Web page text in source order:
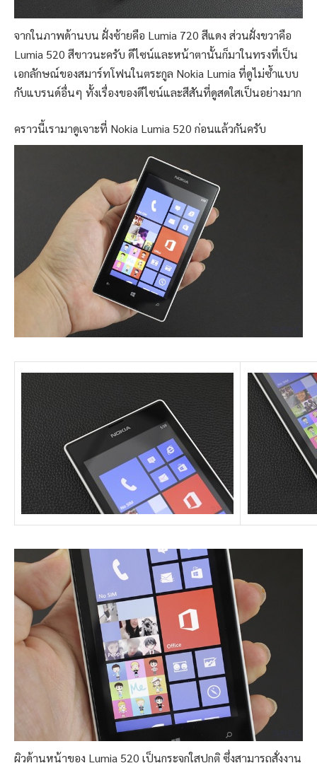
จากในภาพด้านบน ฝั่งซ้ายคือ Lumia 720 สีแดง ส่วนฝั่งขวาคือ
Lumia 520 สีขาวนะครับ ดีไซน์และหน้าตานั้นก็มาในทรงที่เป็น
เอกลักษณ์ของสมาร์ทโฟนในตระกูล Nokia Lumia ที่ดูไม่ซ้ำแบบ
กับแบรนด์อื่นๆ ทั้งเรื่องของดีไซน์และสีสันที่ดูสดใสเป็นอย่างมาก
คราวนี้เรามาดูเจาะที่ Nokia Lumia 520 ก่อนแล้วกันครับ
ผิวด้านหน้าของ Lumia 520 เป็นกระจกใสปกติ ซึ่งสามารถสั่งงาน